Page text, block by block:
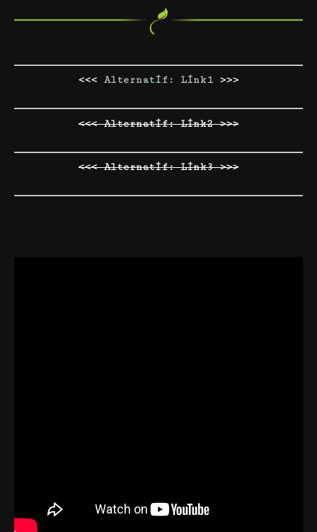
<<< Alternatif: Link1>>>
<<< Alternatif: Link2 >>>
<<< Alternatif: Link3 >>>